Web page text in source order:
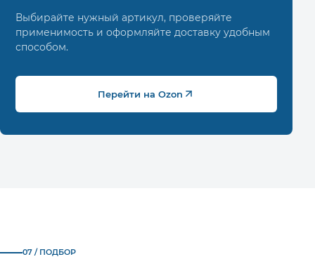
Выбирайте нужный артикул, проверяйте
применимость и оформляйте доставку удобным
способом.
Перейти на Ozon
07 / ПОДБОР